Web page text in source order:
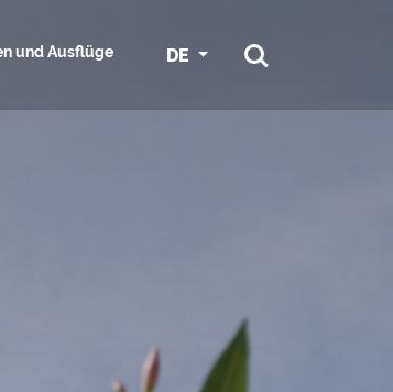
NAUTISCHE DIENSTLEISTUNGEN
UND JACHTHÄFEN
UMGEBUNG
und Ausflüge DE